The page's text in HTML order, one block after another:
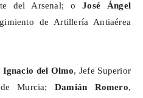
del Arsenal; oJosé Ángel
de Artillería Antiaérea
Ignacio del Olmo,Jefe Superior
Murcia;Damián Romero,